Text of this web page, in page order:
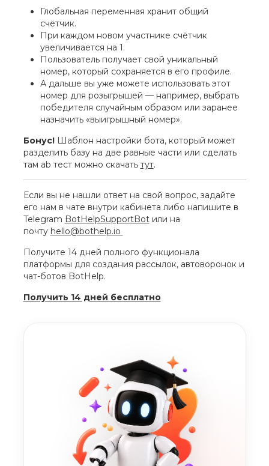
Глобальная переменная хранит общий
счётчик.
При каждом новом участнике счётчик
увеличивается на 1.
Пользователь получает свой уникальный
номер, который сохраняется в его профиле.
А дальше вы уже можете использовать этот
номер для розыгрышей — например, выбрать
победителя случайным образом или заранее
назначить «выигрышный номер».
Бонус!Шаблон настройки бота, который может
разделить базу на две равные части или сделать
там ab тест можно скачать тут.
Если вы не нашли ответ на свой вопрос, задайте
его нам в чате внутри кабинета либо напишите в
Telegram BotHelpSupportBotили на
почту hello@bothelp.io
Получите 14 дней полного функционала
платформы для создания рассылок, автоворонок и
чат-ботов BotHelp.
Получить 14 дней бесплатно